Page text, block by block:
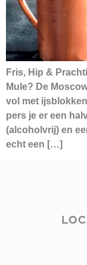
Fris, Hip &
Mule? De
vol met
pers je er een
(alcoholvrij) en
echt een […]